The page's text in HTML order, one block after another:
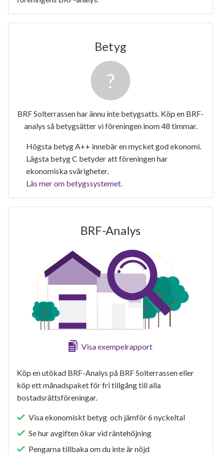
Betyg
BRF Solterrassen har ännu inte betygsatts. Köp en BRF-
analys så betygsätter vi föreningen inom 48 timmar.
Högsta betyg A++ innebär en mycket god ekonomi.
Lägsta betyg C betyder att föreningen har
ekonomiska svårigheter.
Läs mer om betygssystemet.
BRF-Analys
Visa exempelrapport
Köp en utökad BRF-Analys på BRF Solterrassen eller
köp ett månadspaket för fri tillgång till alla
bostadsrättsföreningar.
Visa ekonomiskt betyg och jämför 6 nyckeltal
Se hur avgiften ökar vid räntehöjning
Pengarna tillbaka om du inte är nöjd